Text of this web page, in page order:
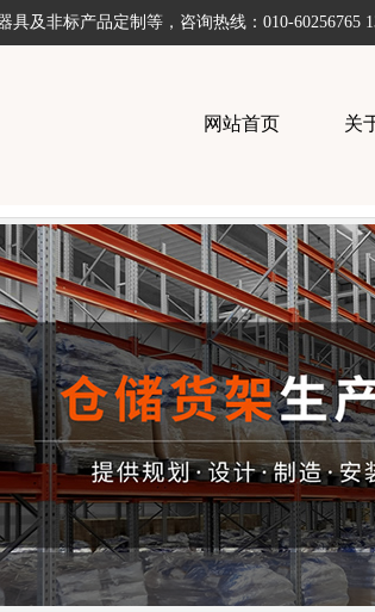
及非标产品定制等，咨询热线：010-60256765
网站首页 关